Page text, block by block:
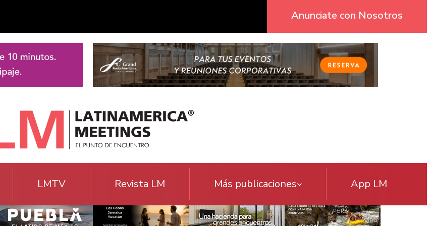
Anunciate con Nosotros
LMTV Revista LM Más publicaciones App LM